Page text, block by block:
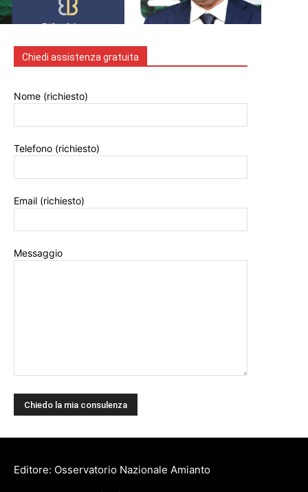
Chiedi assistenza gratuita
Nome (richiesto)
Telefono (richiesto)
Email (richiesto)
Messaggio
Editore: Osservatorio Nazionale Amianto